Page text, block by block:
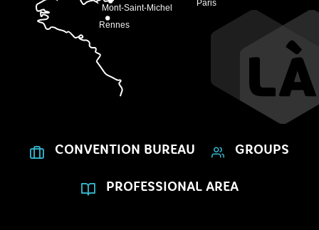
CONVENTION BUREAU GROUPS
PROFESSIONAL AREA